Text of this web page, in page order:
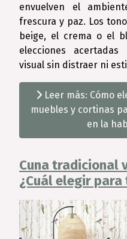
envuelven el
frescura y paz. Los
beige, el crema o el
elecciones
visual sin distraer ni
Leer más: Cómo
muebles y cortinas
en la
Cuna tradicional
¿Cuál elegir para